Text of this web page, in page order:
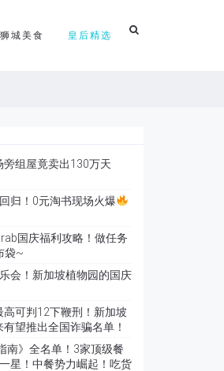
狮城美食 皇后精选
组屋竟卖出130万天
归！0元淘书现场火爆
国庆福利攻略！做任务
袋~
会！新加坡植物园的国庆
可判12下鞭刑！新加坡
望推出全国诈骗名单！
南》全名单！3家顶级餐
星！中餐势力崛起！吃货